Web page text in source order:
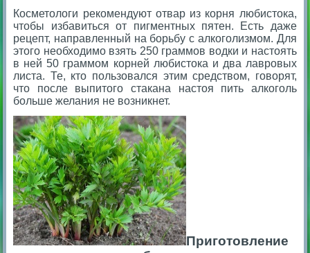
Косметологи рекомендуют отвар из корня любистока,
чтобы избавиться от пигментных пятен. Есть даже
рецепт, направленный на борьбу с алкоголизмом. Для
этого необходимо взять 250 граммов водки и настоять
в ней 50 граммом корней любистока и два лавровых
листа. Те, кто пользовался этим средством, говорят,
что после выпитого стакана настоя пить алкоголь
больше желания не возникнет.
Приготовление